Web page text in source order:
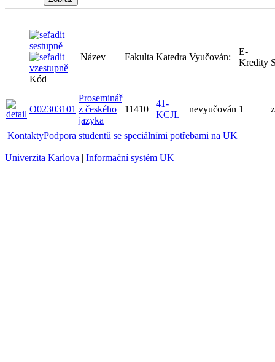
Kód
Fakulta Katedra Vyučován:
E-
Kredity
O02303101
Proseminář
z českého
jazyka
11410
41-
KCJL
nevyučován 1
KontaktyPodpora studentů se speciálními potřebami na UK
Univerzita Karlova | Informační systém UK